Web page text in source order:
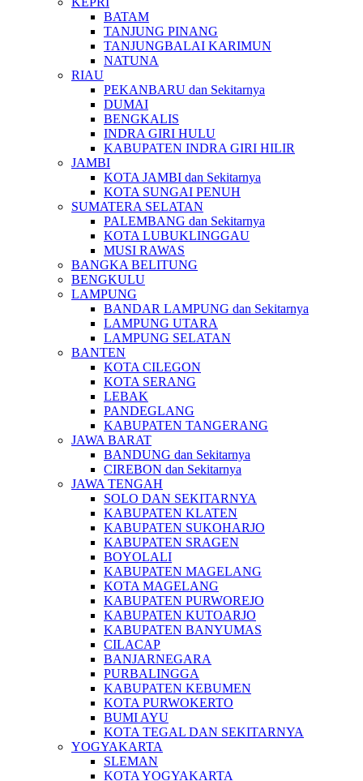
BATAM
TANJUNG PINANG
TANJUNGBALAI KARIMUN
NATUNA
RIAU
PEKANBARU dan Sekitarnya
DUMAI
BENGKALIS
INDRA GIRI HULU
KABUPATEN INDRA GIRI HILIR
JAMBI
KOTA JAMBI dan Sekitarnya
KOTA SUNGAI PENUH
SUMATERA SELATAN
PALEMBANG dan Sekitarnya
KOTA LUBUKLINGGAU
MUSI RAWAS
BANGKA BELITUNG
BENGKULU
LAMPUNG
BANDAR LAMPUNG dan Sekitarnya
LAMPUNG UTARA
LAMPUNG SELATAN
BANTEN
KOTA CILEGON
KOTA SERANG
LEBAK
PANDEGLANG
KABUPATEN TANGERANG
JAWA BARAT
BANDUNG dan Sekitarnya
CIREBON dan Sekitarnya
JAWA TENGAH
SOLO DAN SEKITARNYA
KABUPATEN KLATEN
KABUPATEN SUKOHARJO
KABUPATEN SRAGEN
BOYOLALI
KABUPATEN MAGELANG
KOTA MAGELANG
KABUPATEN PURWOREJO
KABUPATEN KUTOARJO
KABUPATEN BANYUMAS
CILACAP
BANJARNEGARA
PURBALINGGA
KABUPATEN KEBUMEN
KOTA PURWOKERTO
BUMI AYU
KOTA TEGAL DAN SEKITARNYA
YOGYAKARTA
SLEMAN
KOTA YOGYAKARTA